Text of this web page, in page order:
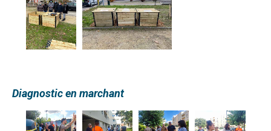
Diagnostic en marchant